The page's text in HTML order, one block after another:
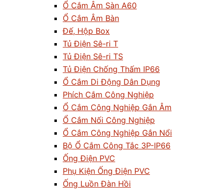
Ổ Cắm Âm Sàn A60
Ổ Cắm Âm Bàn
Đế, Hộp Box
Tủ Điện Sê-ri T
Tủ Điện Sê-ri TS
Tủ Điện Chống Thấm IP66
Ổ Cắm Di Động Dân Dụng
Phích Cắm Công Nghiệp
Ổ Cắm Công Nghiệp Gắn Âm
Ổ Cắm Nối Công Nghiệp
Ổ Cắm Công Nghiệp Gắn Nổi
Bộ Ổ Cắm Công Tắc 3P-IP66
Ống Điện PVC
Phụ Kiện Ống Điện PVC
Ống Luồn Đàn Hồi